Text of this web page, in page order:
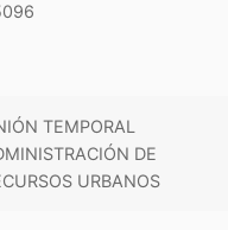
TEMPORAL
DE
URBANOS